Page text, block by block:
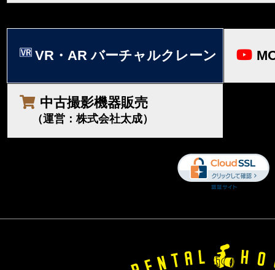
VR・AR バーチャルクレーン
中古撮影機器販売
（運営：株式会社太成）